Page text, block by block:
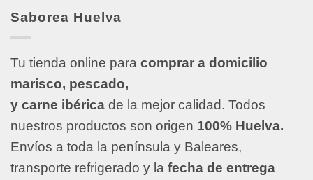
Saborea Huelva
Tu tienda online para comprar a domicilio
marisco, pescado,
y carne ibérica de la mejor calidad. Todos
nuestros productos son origen 100% Huelva.
Envíos a toda la península y Baleares,
transporte refrigerado y la fecha de entrega